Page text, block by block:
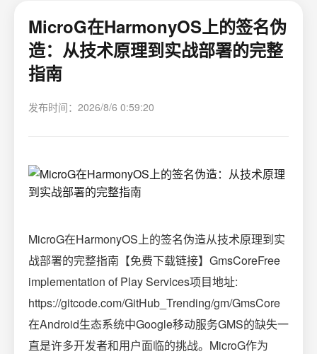
MicroG在HarmonyOS上的签名伪
造：从技术原理到实战部署的完整
指南
发布时间：2026/8/6 0:59:20
MicroG在HarmonyOS上的签名伪造从技术原理到实
战部署的完整指南【免费下载链接】GmsCoreFree
implementation of Play Services项目地址:
https://gitcode.com/GitHub_Trending/gm/GmsCore
在Android生态系统中Google移动服务GMS的缺失一
直是许多开发者和用户面临的挑战。MicroG作为